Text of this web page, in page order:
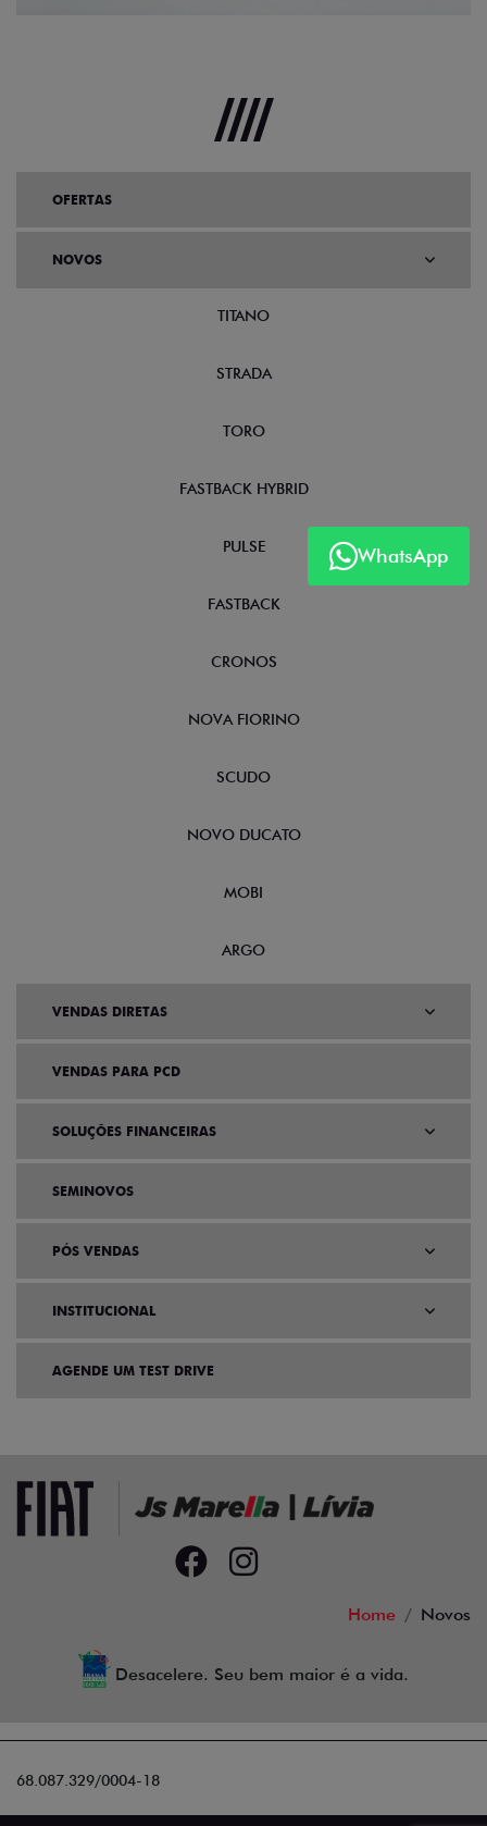
WhatsApp
OFERTAS
NOVOS
TITANO
STRADA
TORO
FASTBACK HYBRID
PULSE
FASTBACK
CRONOS
NOVA FIORINO
SCUDO
NOVO DUCATO
MOBI
ARGO
VENDAS DIRETAS
VENDAS PARA PCD
SOLUÇÕES FINANCEIRAS
SEMINOVOS
PÓS VENDAS
INSTITUCIONAL
AGENDE UM TEST DRIVE
Home Novos
Desacelere. Seu bem maior é a vida.
68.087.329/0004-18